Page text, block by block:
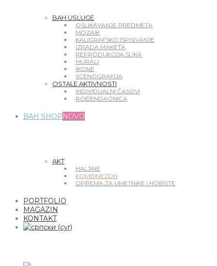
BAH USLUGE
OSLIKAVANJE PREDMETA
MOZAIK
KALIGRAFSKO ISPISIVANJE
IZRADA MAKETA
REPRODUKCIJA SLIKA
MURALI
IKONE
SCENOGRAFIJA
OSTALE AKTIVNOSTI
INDIVIDUALNI ČASOVI
ROĐENDAONICA
BAH SHOPNOVO
AKT
HALJINE
KOMBINEZON
OPREMA ZA UMETNIKE I HOBISTE
PORTFOLIO
MAGAZIN
KONTAKT